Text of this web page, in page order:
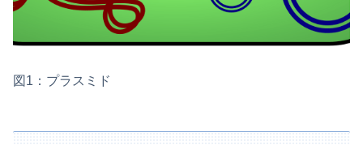
図1：プラスミド